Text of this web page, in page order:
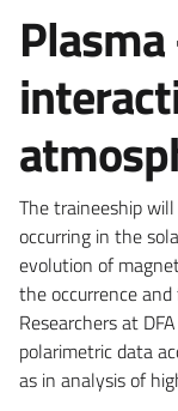
The traineeship
occurring in the
evolution of
the occurrence
Researchers at
polarimetric data
as in analysis of